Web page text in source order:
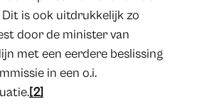
is ook uitdrukkelijk zo
door de minister van
met een eerdere beslissing
in een o.i.
[2]